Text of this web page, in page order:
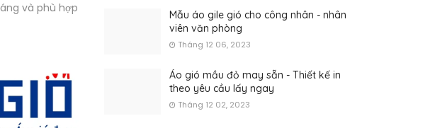
và phù hợp
Mẫu áo gile gió cho công nhân - nhân
viên văn phòng
Tháng 12 06, 2023
Áo gió mầu đỏ may sẵn - Thiết kế in
theo yêu cầu lấy ngay
Tháng 12 02, 2023